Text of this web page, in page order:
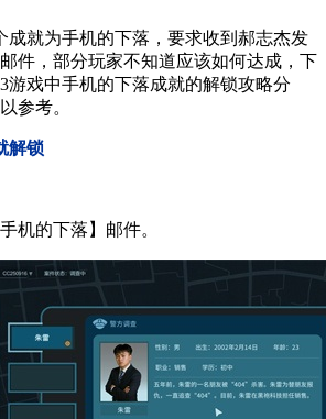
成就为手机的下落，要求收到郝志杰发
件，部分玩家不知道应该如何达成，下
游戏中手机的下落成就的解锁攻略分
参考。
解锁
机的下落】邮件。